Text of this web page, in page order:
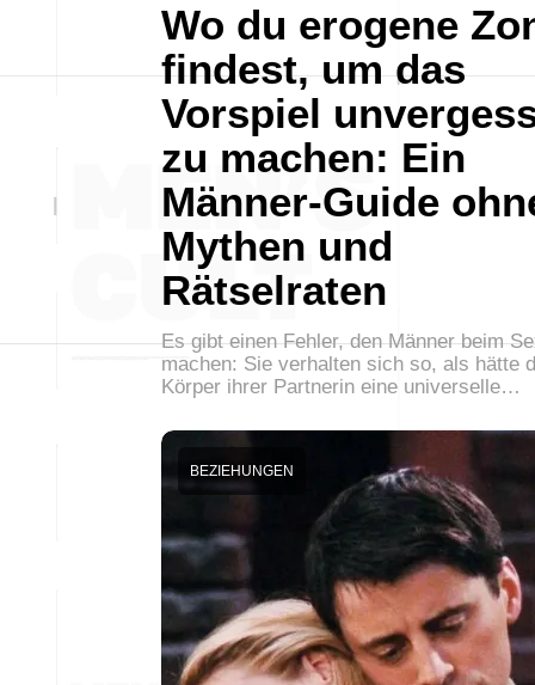
Wo du erogene
findest, um das
Vorspiel
zu machen: Ein
Männer-Guide
Mythen und
Rätselraten
Es gibt einen Fehler, den Männer beim
machen: Sie verhalten sich so, als hätte
Körper ihrer Partnerin eine universelle…
BEZIEHUNGEN